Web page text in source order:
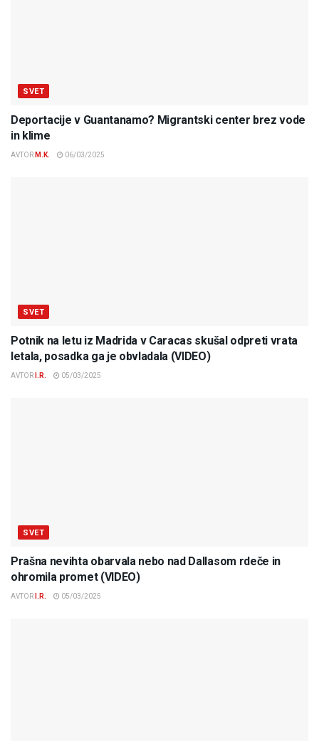
SVET
Deportacije v Guantanamo? Migrantski center brez vode
in klime
AVTOR M.K. 06/03/2025
SVET
Potnik na letu iz Madrida v Caracas skušal odpreti vrata
letala, posadka ga je obvladala (VIDEO)
AVTOR I.R. 05/03/2025
SVET
Prašna nevihta obarvala nebo nad Dallasom rdeče in
ohromila promet (VIDEO)
AVTOR I.R. 05/03/2025